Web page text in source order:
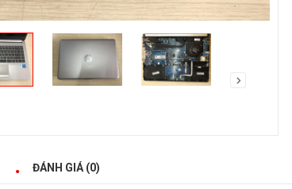
ĐÁNH GIÁ (0)